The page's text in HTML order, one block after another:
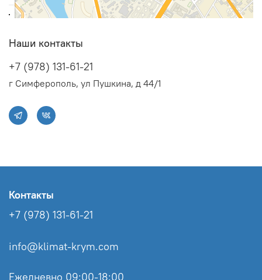
Наши контакты
+7 (978) 131-61-21
г Симферополь, ул Пушкина, д 44/1
Контакты
+7 (978) 131-61-21
info@klimat-krym.com
Ежедневно 09:00-18:00